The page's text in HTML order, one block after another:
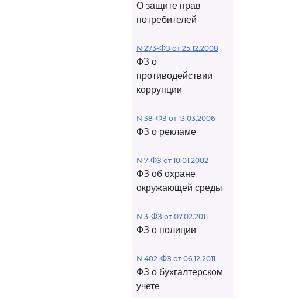
О защите прав
потребителей
N 273-ФЗ от 25.12.2008
ФЗ о
противодействии
коррупции
N 38-ФЗ от 13.03.2006
ФЗ о рекламе
N 7-ФЗ от 10.01.2002
ФЗ об охране
окружающей среды
N 3-ФЗ от 07.02.2011
ФЗ о полиции
N 402-ФЗ от 06.12.2011
ФЗ о бухгалтерском
учете